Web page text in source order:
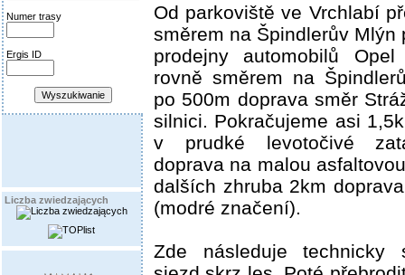
Numer trasy
Ergis ID
Liczba zwiedzających
Od parkoviště ve Vrchlabí
směrem na Špindlerův Mlýn
prodejny automobilů
rovně směrem na
po 500m doprava směr
silnici. Pokračujeme asi
v prudké levotočivé
doprava na malou
dalších zhruba 2km
(modré značení).
Zde následuje technicky